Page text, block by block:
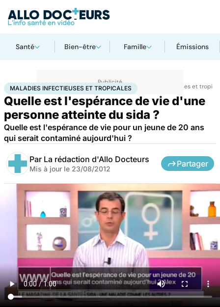
Santé Bien-être Famille Émissions
AccueilSantéMaladiesMaladies infectieusesMaladies infectieuses et
MALADIES INFECTIEUSES ET TROPICALES
Quelle est l'espérance de vie d'une
personne atteinte du sida ?
Quelle est l'espérance de vie pour un jeune de 20 ans
qui serait contaminé aujourd'hui ?
Par La rédaction d'Allo Docteurs
Mis à jour le 23/08/2012
Partager